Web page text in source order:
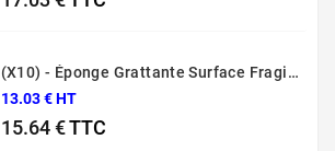
(X10) - Éponge Grattante Surface Fragile Bleue Sponrex 79
13.03 € HT
15.64 €TTC